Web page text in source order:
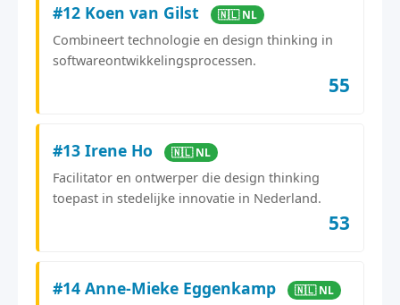
#12 Koen van Gilst 🇳🇱 NL
Combineert technologie en design thinking in
softwareontwikkelingsprocessen.
55
#13 Irene Ho 🇳🇱 NL
Facilitator en ontwerper die design thinking
toepast in stedelijke innovatie in Nederland.
53
#14 Anne-Mieke Eggenkamp 🇳🇱 NL